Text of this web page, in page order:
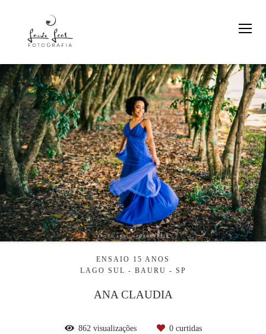
ENSAIO 15 ANOS
LAGO SUL - BAURU - SP
ANA CLAUDIA
862visualizações 0curtidas